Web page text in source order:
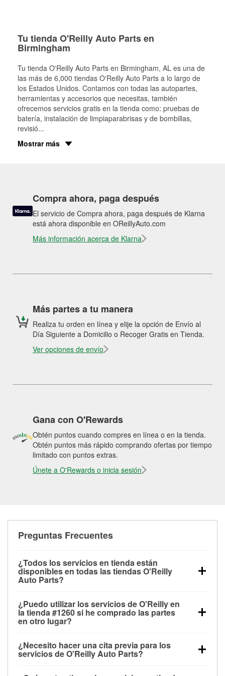
Tu tienda O'Reilly Auto Parts en
Birmingham
Tu tienda O'Reilly Auto Parts en Birmingham, AL es una de
las más de 6,000 tiendas O'Reilly Auto Parts a lo largo de
los Estados Unidos. Contamos con todas las autopartes,
herramientas y accesorios que necesitas, también
ofrecemos servicios gratis en la tienda como: pruebas de
batería, instalación de limpiaparabrisas y de bombillas,
revisió...
Mostrar más
Compra ahora, paga después
El servicio de Compra ahora, paga después de Klarna
está ahora disponible en OReillyAuto.com
Más información acerca de Klarna
Más partes a tu manera
Realiza tu orden en línea y elije la opción de Envío al
Día Siguiente a Domicilio o Recoger Gratis en Tienda.
Ver opciones de envío
Gana con O'Rewards
Obtén puntos cuando compres en línea o en la tienda.
Obtén puntos más rápido comprando ofertas por tiempo
limitado con puntos extras.
Únete a O'Rewards o inicia sesión
Preguntas Frecuentes
¿Todos los servicios en tienda están
disponibles en todas las tiendas O'Reilly
Auto Parts?
las pruebas de batería, pruebas de alternador y
motor de arranque, revisión de la luz “Check Engine”
con O'Reilly VeriScan® e instalación de
limpiaparabrisas o bombillas, están disponibles en
todas las tiendas O'Reilly Auto Parts. La tienda
¿Puedo utilizar los servicios de O'Reilly en
la tienda #1260 si he comprado las partes
en otro lugar?
de O'Reilly Auto Parts que estén disponibles en la
tienda #1260 de Birmingham, AL aunque hayas
¿Necesito hacer una cita previa para los
servicios de O'Reilly Auto Parts?